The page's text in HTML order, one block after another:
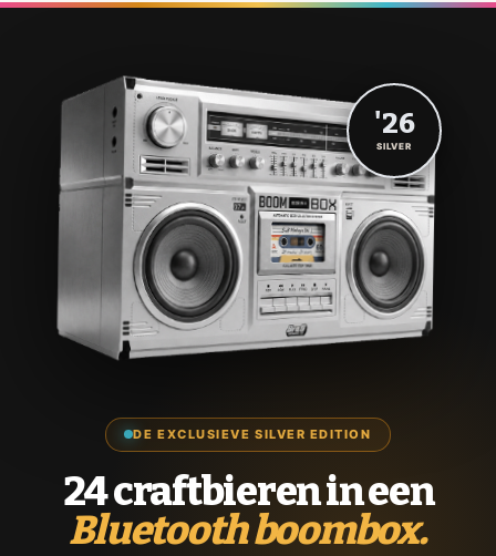
DE EXCLUSIEVE SILVER EDITION
24 craftbieren in een
Bluetooth boombox.
'26
SILVER